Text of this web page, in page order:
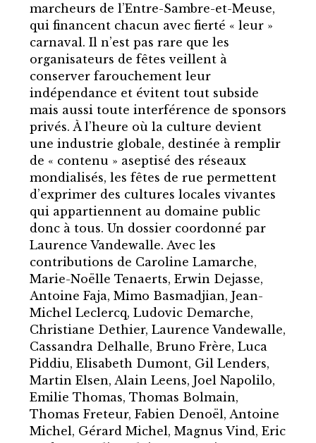
marcheurs de l’Entre-Sambre-et-Meuse,
qui financent chacun avec fierté « leur »
carnaval. Il n’est pas rare que les
organisateurs de fêtes veillent à
conserver farouchement leur
indépendance et évitent tout subside
mais aussi toute interférence de sponsors
privés. À l’heure où la culture devient
une industrie globale, destinée à remplir
de « contenu » aseptisé des réseaux
mondialisés, les fêtes de rue permettent
d’exprimer des cultures locales vivantes
qui appartiennent au domaine public
donc à tous. Un dossier coordonné par
Laurence Vandewalle. Avec les
contributions de Caroline Lamarche,
Marie-Noëlle Tenaerts, Erwin Dejasse,
Antoine Faja, Mimo Basmadjian, Jean-
Michel Leclercq, Ludovic Demarche,
Christiane Dethier, Laurence Vandewalle,
Cassandra Delhalle, Bruno Frère, Luca
Piddiu, Elisabeth Dumont, Gil Lenders,
Martin Elsen, Alain Leens, Joel Napolilo,
Emilie Thomas, Thomas Bolmain,
Thomas Freteur, Fabien Denoël, Antoine
Michel, Gérard Michel, Magnus Vind, Eric